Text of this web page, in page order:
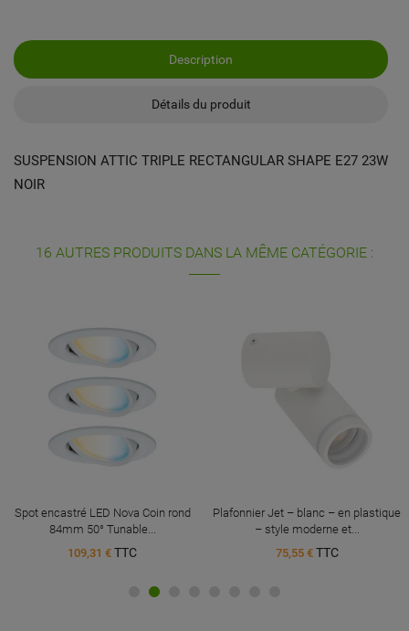
Description
Détails du produit
SUSPENSION ATTIC TRIPLE RECTANGULAR SHAPE E27 23W
NOIR
16 AUTRES PRODUITS DANS LA MÊME CATÉGORIE :
Spot encastré LED Nova Coin rond
84mm 50° Tunable...
109,31 € TTC
Plafonnier Jet – blanc – en plastique
– style moderne et...
75,55 € TTC